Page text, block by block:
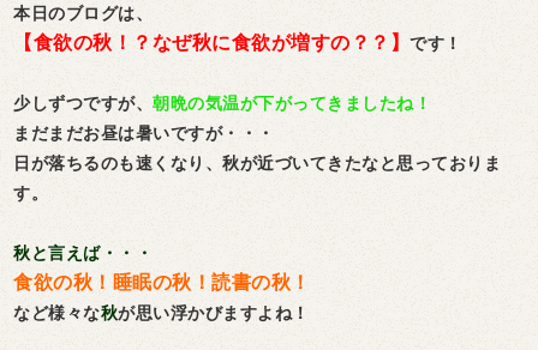
本日のブログは、
【食欲の秋！？なぜ秋に食欲が増すの？？】です！
少しずつですが、朝晩の気温が下がってきましたね！
まだまだお昼は暑いですが・・・
日が落ちるのも速くなり、秋が近づいてきたなと思っておりま
す。
秋と言えば・・・
食欲の秋！睡眠の秋！読書の秋！
など様々な秋が思い浮かびますよね！